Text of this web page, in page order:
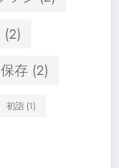
(2)
保存 (2)
初詣(1)